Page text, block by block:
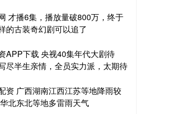
才播6集，播放量破800万，终于
的古装奇幻剧可以追了
APP下载 央视40集年代大剧待
尽半生亲情，全员实力派，太期待
资 广西湖南江西江苏等地降雨较
北东北等地多雷雨天气